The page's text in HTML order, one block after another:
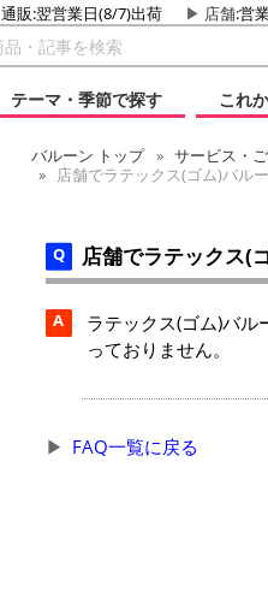
通販:翌営業日(8/7)出荷 店舗:営
テーマ・季節で探す
これ
バルーン トップ サービス・
店舗でラテックス(ゴム)バル
店舗でラテックス(
A
ラテックス(ゴム)バ
っておりません。
FAQ一覧に戻る